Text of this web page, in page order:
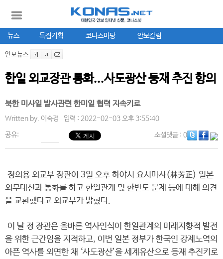
뉴스 특집기획 코나스마당 안보칼럼
안보뉴스
한일 외교장관 통화...사도광산 등재 추진 항의
북한 미사일 발사관련 한미일 협력 지속키로
Written by. 이숙경 입력 : 2022-02-03 오후 3:55:40
공유: 소셜댓글: 0
정의용 외교부 장관이 3일 오후 하야시 요시마사(林芳正) 일본
외무대신과 통화를 하고 한일관계 및 한반도 문제 등에 대해 의견
을 교환했다고 외교부가 밝혔다.
이 날 정 장관은 올바른 역사인식이 한일관계의 미래지향적 발전
을 위한 근간임을 지적하고, 이번 일본 정부가 한국인 강제노역의
아픈 역사를 외면한 채 ‘사도광산’을 세계유산으로 등재 추진키로